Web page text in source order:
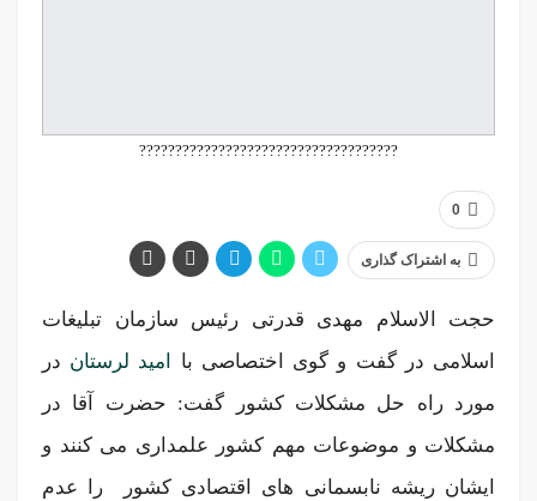
????????????????????????????????????
0
به اشتراک گذاری
حجت الاسلام مهدی قدرتی رئیس سازمان تبلیغات
اسلامی در گفت و گوی اختصاصی با
امید لرستان در
مورد راه حل مشکلات کشور گفت: حضرت آقا در
مشکلات و موضوعات مهم کشور علمداری می کنند و
ایشان ریشه نابسمانی های اقتصادی کشور را عدم